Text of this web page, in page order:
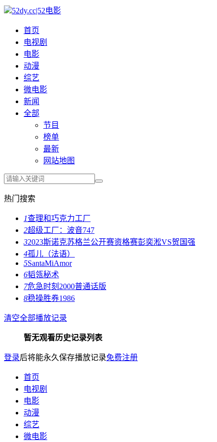
52dy.cc|52电影
首页
电视剧
电影
动漫
综艺
微电影
新闻
全部
节目
榜单
最新
网站地图
热门搜索
1查理和巧克力工厂
2超级工厂：波音747
32023斯诺克苏格兰公开赛资格赛彭奕淞VS贺国强
4孤儿（法语）
5SantaMiAmor
6韬瓴秘术
7危急时刻2000普通话版
8稳操胜券1986
清空全部播放记录
暂无观看历史记录列表
登录后将能永久保存播放记录免费注册
首页
电视剧
电影
动漫
综艺
微电影